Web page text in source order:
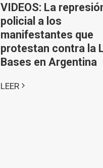
VIDEOS: La
policial a los
manifestantes que
protestan contra la
Bases en Argentina
LEER